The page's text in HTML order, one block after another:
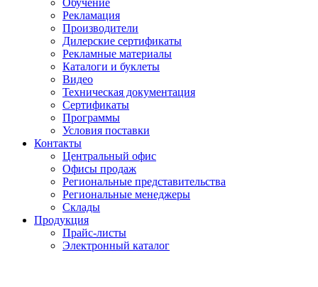
Рекламация
Производители
Дилерские сертификаты
Рекламные материалы
Каталоги и буклеты
Видео
Техническая документация
Сертификаты
Программы
Условия поставки
Контакты
Центральный офис
Офисы продаж
Региональные представительства
Региональные менеджеры
Склады
Продукция
Прайс-листы
Электронный каталог